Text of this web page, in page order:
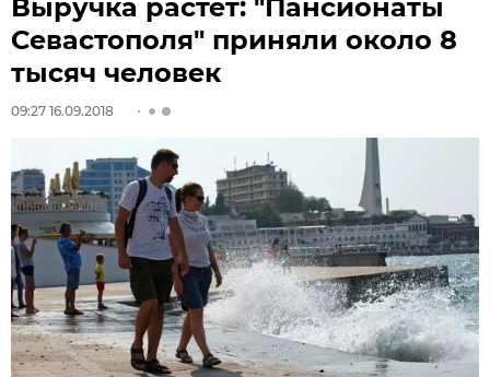
Выручка растет: "Пансионаты
Севастополя" приняли около 8
тысяч человек
09:27 16.09.2018